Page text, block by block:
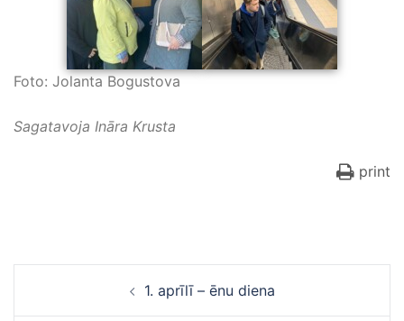
Foto: Jolanta Bogustova
Sagatavoja Ināra Krusta
print
1. aprīlī – ēnu diena